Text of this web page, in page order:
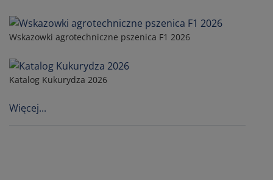
Wskazowki agrotechniczne pszenica F1 2026
Katalog Kukurydza 2026
Więcej...